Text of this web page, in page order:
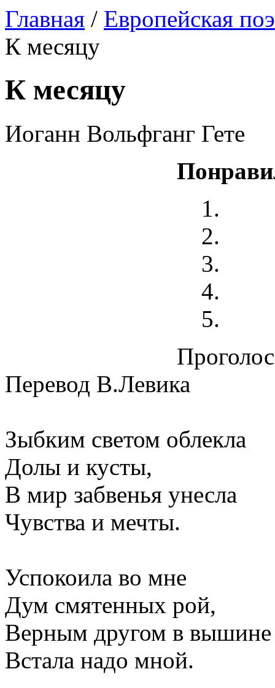
Главная / Европейская
К месяцу
К месяцу
Иоганн Вольфганг Гете
Перевод В.Левика
Зыбким светом облекла
Долы и кусты,
В мир забвенья унесла
Чувства и мечты.
Успокоила во мне
Дум смятенных рой,
Верным другом в вышине
Встала надо мной.